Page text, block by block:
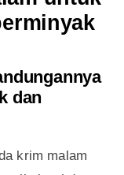
dan
krim malam